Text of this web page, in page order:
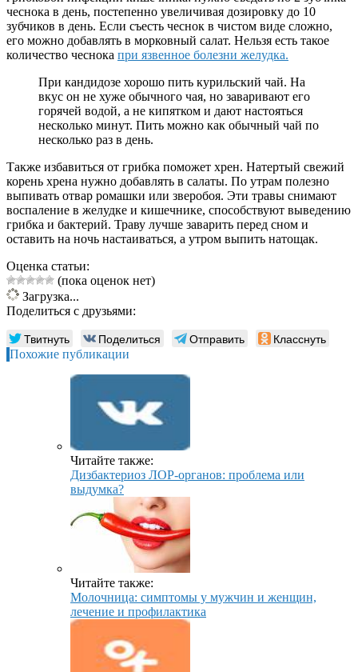
чеснока в день, постепенно увеличивая дозировку до 10
зубчиков в день. Если съесть чеснок в чистом виде сложно,
его можно добавлять в морковный салат. Нельзя есть такое
количество чеснока при язвенное болезни желудка.
При кандидозе хорошо пить курильский чай. На
вкус он не хуже обычного чая, но заваривают его
горячей водой, а не кипятком и дают настояться
несколько минут. Пить можно как обычный чай по
несколько раз в день.
Также избавиться от грибка поможет хрен. Натертый свежий
корень хрена нужно добавлять в салаты. По утрам полезно
выпивать отвар ромашки или зверобоя. Эти травы снимают
воспаление в желудке и кишечнике, способствуют выведению
грибка и бактерий. Траву лучше заварить перед сном и
оставить на ночь настаиваться, а утром выпить натощак.
Оценка статьи:
(пока оценок нет)
Загрузка...
Поделиться с друзьями:
Твитнуть Поделиться Отправить Класснуть
Похожие публикации
Читайте также:
Дизбактериоз ЛОР-органов: проблема или
выдумка?
Читайте также:
Молочница: симптомы у мужчин и женщин,
лечение и профилактика